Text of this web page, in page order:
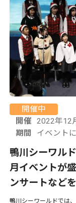
開催中
開催
期間
2022年12
イベント
鴨川シーワル
月イベントが
ンサートなど
鴨川シーワールドでは